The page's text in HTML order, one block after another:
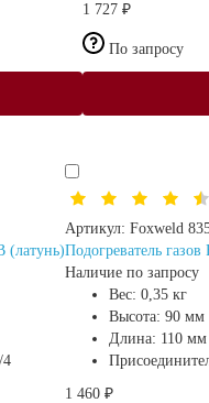
1 727 ₽
По запросу
(латунь)
4
Артикул: Foxweld
Подогреватель
Наличие по запросу
Вес: 0,35 кг
Высота: 90 мм
Длина: 110 мм
1 460 ₽